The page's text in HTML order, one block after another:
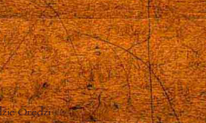
Orędzi